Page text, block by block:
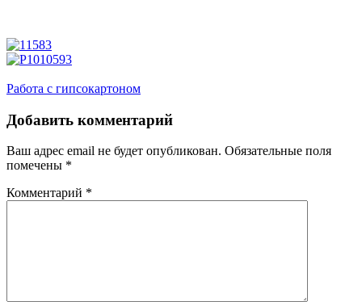
Навигация
по
записям
Работа с гипсокартоном
Добавить комментарий
Ваш адрес email не будет опубликован. Обязательные поля
помечены *
Комментарий *